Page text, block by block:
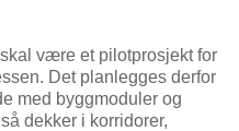
være et pilotprosjekt for
Det planlegges derfor
med byggmoduler og
dekker i korridorer,